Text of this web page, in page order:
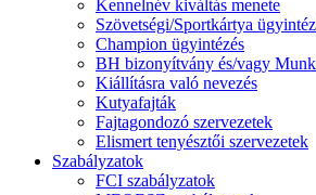
Kennelnév kiváltás menete
Szövetségi/Sportkártya
Champion ügyintézés
BH bizonyítvány és/vagy
Kiállításra való nevezés
Kutyafajták
Fajtagondozó szervezetek
Elismert tenyésztői szervezetek
Szabályzatok
FCI szabályzatok